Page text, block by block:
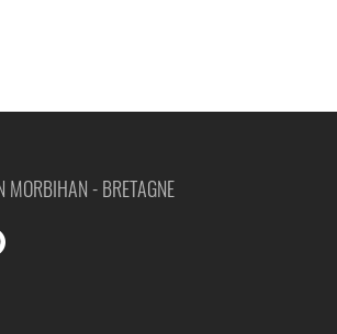
MORBIHAN - BRETAGNE